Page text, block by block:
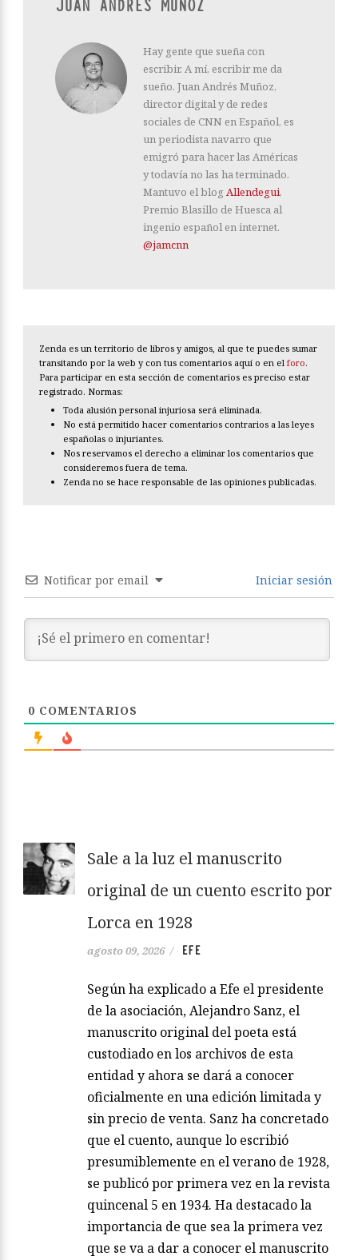
JUAN ANDRÉS MUÑOZ
Hay gente que sueña con
escribir. A mí, escribir me da
sueño. Juan Andrés Muñoz,
director digital y de redes
sociales de CNN en Español, es
un periodista navarro que
emigró para hacer las Américas
y todavía no las ha terminado.
Mantuvo el blog Allendegui,
Premio Blasillo de Huesca al
ingenio español en internet.
@jamcnn
Zenda es un territorio de libros y amigos, al que te puedes sumar
transitando por la web y con tus comentarios aquí o en el foro.
Para participar en esta sección de comentarios es preciso estar
registrado. Normas:
Toda alusión personal injuriosa será eliminada.
No está permitido hacer comentarios contrarios a las leyes
españolas o injuriantes.
Nos reservamos el derecho a eliminar los comentarios que
consideremos fuera de tema.
Zenda no se hace responsable de las opiniones publicadas.
Notificar por email Iniciar sesión
0 COMENTARIOS
Sale a la luz el manuscrito
original de un cuento escrito por
Lorca en 1928
agosto 09, 2026 / EFE
Según ha explicado a Efe el presidente
de la asociación, Alejandro Sanz, el
manuscrito original del poeta está
custodiado en los archivos de esta
entidad y ahora se dará a conocer
oficialmente en una edición limitada y
sin precio de venta. Sanz ha concretado
que el cuento, aunque lo escribió
presumiblemente en el verano de 1928,
se publicó por primera vez en la revista
quincenal 5 en 1934. Ha destacado la
importancia de que sea la primera vez
que se va a dar a conocer el manuscrito